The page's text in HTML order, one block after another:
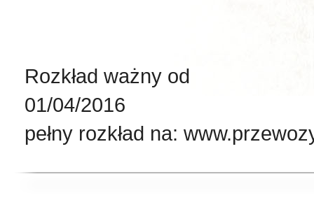
Rozkład ważny od
pełny rozkład na: